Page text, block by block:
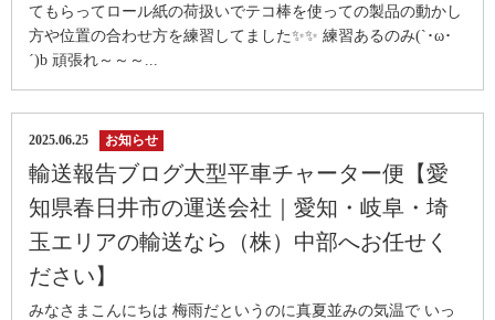
てもらってロール紙の荷扱いでテコ棒を使っての製品の動かし
方や位置の合わせ方を練習してました✨✨ 練習あるのみ(`･ω･
´)b 頑張れ～～～...
2025.06.25 お知らせ
輸送報告ブログ大型平車チャーター便【愛
知県春日井市の運送会社｜愛知・岐阜・埼
玉エリアの輸送なら（株）中部へお任せく
ださい】
みなさまこんにちは 梅雨だというのに真夏並みの気温で いっ